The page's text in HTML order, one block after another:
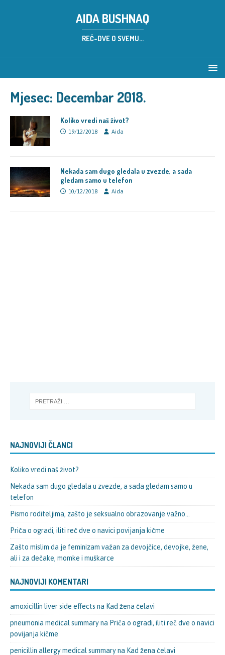
AIDA BUSHNAQ
REČ-DVE O SVEMU...
Mjesec: Decembar 2018.
Koliko vredi naš život?
19/12/2018 Aida
Nekada sam dugo gledala u zvezde, a sada
gledam samo u telefon
10/12/2018 Aida
NAJNOVIJI ČLANCI
Koliko vredi naš život?
Nekada sam dugo gledala u zvezde, a sada gledam samo u
telefon
Pismo roditeljima, zašto je seksualno obrazovanje važno…
Priča o ogradi, iliti reč dve o navici povijanja kičme
Zašto mislim da je feminizam važan za devojčice, devojke, žene,
ali i za dečake, momke i muškarce
NAJNOVIJI KOMENTARI
amoxicillin liver side effects na Kad žena ćelavi
pneumonia medical summaryna Priča o ogradi, iliti reč dve o navici
povijanja kičme
penicillin allergy medical summaryna Kad žena ćelavi